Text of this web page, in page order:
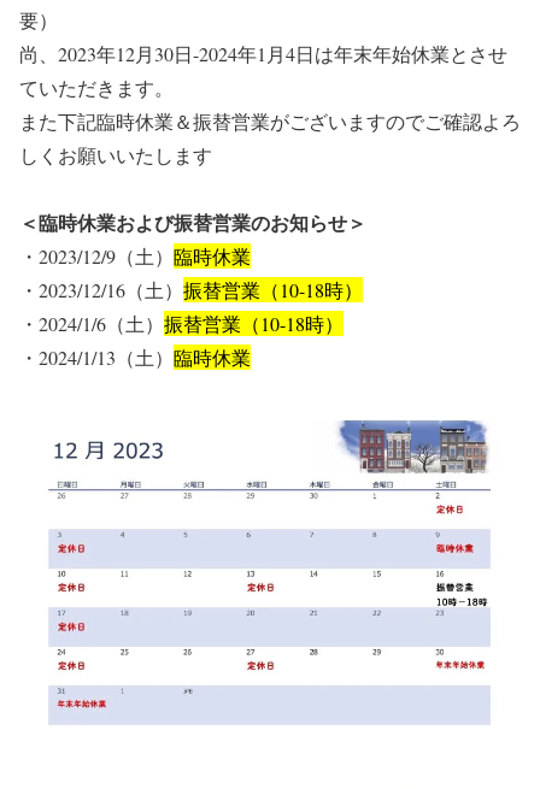
要）
尚、2023年12月30日-2024年1月4日は年末年始休業とさせ
ていただきます。
また下記臨時休業＆振替営業がございますのでご確認よろ
しくお願いいたします
＜臨時休業および振替営業のお知らせ＞
・2023/12/9（土） 臨時休業
・2023/12/16（土） 振替営業（10-18時）
・2024/1/6（土） 振替営業（10-18時）
・2024/1/13（土） 臨時休業